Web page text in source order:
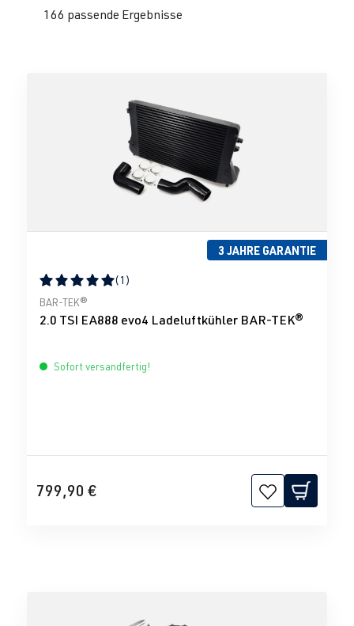
166 passende Ergebnisse
3 JAHRE GARANTIE
Durchschnittliche Bewertung von 5 von 5 Sternen
(1)
BAR-TEK®
2.0 TSI EA888 evo4 Ladeluftkühler BAR-TEK®
Sofort versandfertig!
799,90 €